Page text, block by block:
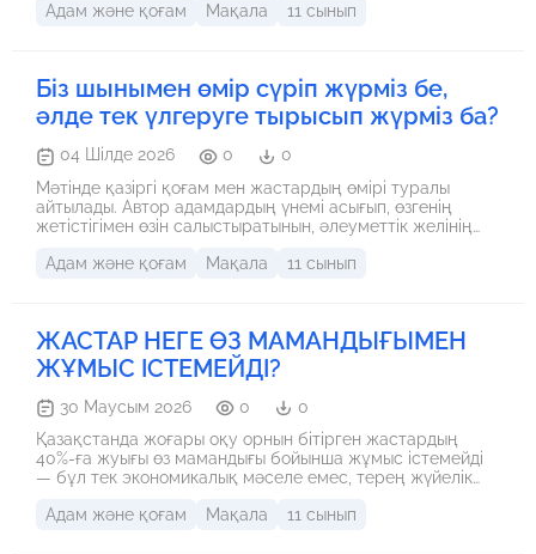
оған сабырлылықты, еңбекқорлықты, мейірімділікті және
қыз болғанын өміріндегі ең үлкен мақтаныштарының бірі
деп есептейді.
Адам және қоғам Мақала 11 сынып
Біз шынымен өмір сүріп жүрміз бе,
әлде тек үлгеруге тырысып жүрміз ба?
04 Шілде 2026 0
0
Мәтінде қазіргі қоғам мен жастардың өмірі туралы
айтылады. Автор адамдардың үнемі асығып, өзгенің
жетістігімен өзін салыстыратынын, әлеуметтік желінің
қатар жастардың мүмкіндігі көп болғанымен, өз
өзімен жарысып, күн сайын жақсырақ болуға ұмтылса,
қоғам да жақсы жаққа өзгереді.
Адам және қоғам Мақала 11 сынып
ЖАСТАР НЕГЕ ӨЗ МАМАНДЫҒЫМЕН
ЖҰМЫС ІСТЕМЕЙДІ?
30 Маусым 2026 0
0
Қазақстанда жоғары оқу орнын бітірген жастардың
40%-ға жуығы өз мамандығы бойынша жұмыс істемейді
— бұл тек экономикалық мәселе емес, терең жүйелік
сұранысынан артта қалып, ескірген теорияны үйретеді,
Адам және қоғам Мақала 11 сынып